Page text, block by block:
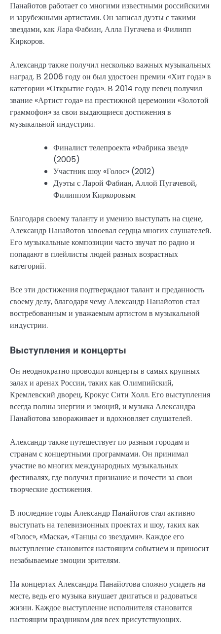
Панайотов работает со многими известными российскими
и зарубежными артистами. Он записал дуэты с такими
звездами, как Лара Фабиан, Алла Пугачева и Филипп
Киркоров.
Александр также получил несколько важных музыкальных
наград. В 2006 году он был удостоен премии «Хит года» в
категории «Открытие года». В 2014 году певец получил
звание «Артист года» на престижной церемонии «Золотой
граммофон» за свои выдающиеся достижения в
музыкальной индустрии.
Финалист телепроекта «Фабрика звезд»
(2005)
Участник шоу «Голос» (2012)
Дуэты с Ларой Фабиан, Аллой Пугачевой,
Филиппом Киркоровым
Благодаря своему таланту и умению выступать на сцене,
Александр Панайотов завоевал сердца многих слушателей.
Его музыкальные композиции часто звучат по радио и
попадают в плейлисты людей разных возрастных
категорий.
Все эти достижения подтверждают талант и преданность
своему делу, благодаря чему Александр Панайотов стал
востребованным и уважаемым артистом в музыкальной
индустрии.
Выступления и концерты
Он неоднократно проводил концерты в самых крупных
залах и аренах России, таких как Олимпийский,
Кремлевский дворец, Крокус Сити Холл. Его выступления
всегда полны энергии и эмоций, и музыка Александра
Панайотова завораживает и вдохновляет слушателей.
Александр также путешествует по разным городам и
странам с концертными программами. Он принимал
участие во многих международных музыкальных
фестивалях, где получил признание и почести за свои
творческие достижения.
В последние годы Александр Панайотов стал активно
выступать на телевизионных проектах и шоу, таких как
«Голос», «Маска», «Танцы со звездами». Каждое его
выступление становится настоящим событием и приносит
незабываемые эмоции зрителям.
На концертах Александра Панайотова сложно усидеть на
месте, ведь его музыка внушает двигаться и радоваться
жизни. Каждое выступление исполнителя становится
настоящим праздником для всех присутствующих.